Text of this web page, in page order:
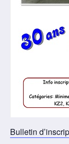
Bulletin